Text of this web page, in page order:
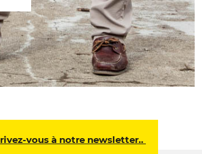
vous à notre newsletter..